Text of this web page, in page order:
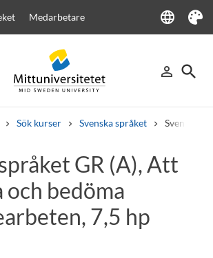
Medarbetare language
Language
Tema
person_outline
Logga in
search
Sök
Sök kurser Svenska språket Svenska
KursplanerVälkomstbrev
GR (A), Att
och bedöma
7,5 hp